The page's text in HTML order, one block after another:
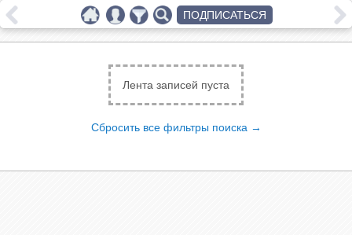
Лента записей пуста
Сбросить все фильтры поиска →
ПОДПИСАТЬСЯ